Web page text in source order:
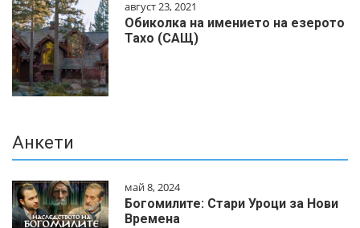
август 23, 2021
Обиколка на имението на езерото
Тахо (САЩ)
Анкети
май 8, 2024
Богомилите: Стари Уроци за Нови
Времена